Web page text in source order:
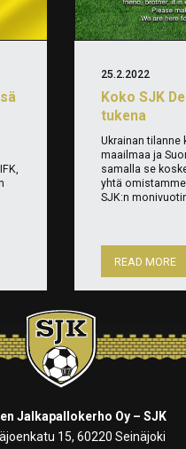
Koko SJK
tukena
25.2.2022
Ukrainan tilanne
maailmaa ja
samalla se
yhtä
SJK:n
READ MORE
Jalkapallokerho Oy – SJK
15, 60220 Seinäjoki